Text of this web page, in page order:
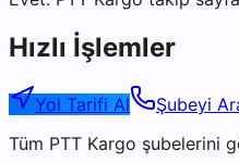
Hızlı İşlemler
Yol Tarifi Al Şubeyi
Tüm PTT Kargo şubelerini